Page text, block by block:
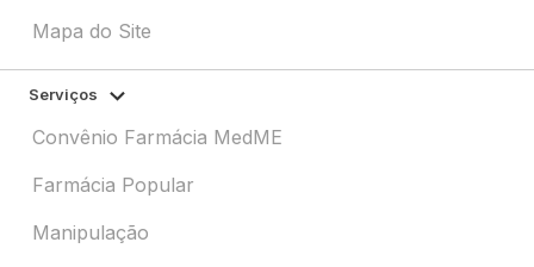
Mapa do Site
Serviços
Convênio Farmácia MedME
Farmácia Popular
Manipulação